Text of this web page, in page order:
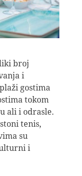
broj
i
gostima
tokom
ali i odrasle.
tenis,
su
i